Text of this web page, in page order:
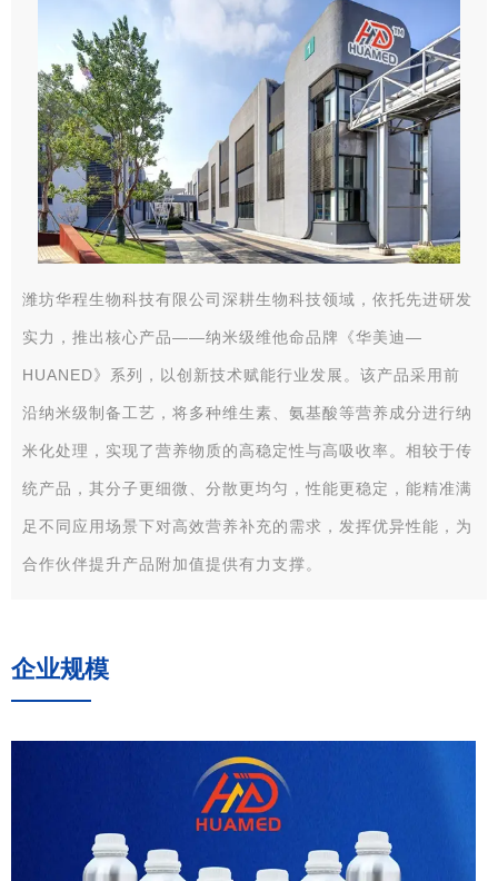
潍坊华程生物科技有限公司深耕生物科技领域，依托先进研发
实力，推出核心产品——纳米级维他命品牌《华美迪—
HUANED》系列，以创新技术赋能行业发展。该产品采用前
沿纳米级制备工艺，将多种维生素、氨基酸等营养成分进行纳
米化处理，实现了营养物质的高稳定性与高吸收率。相较于传
统产品，其分子更细微、分散更均匀，性能更稳定，能精准满
足不同应用场景下对高效营养补充的需求，发挥优异性能，为
合作伙伴提升产品附加值提供有力支撑。
企业规模